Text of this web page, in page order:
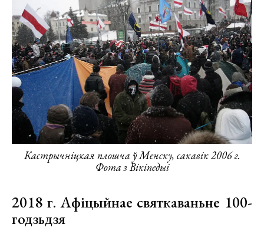
Кастрычніцкая плошча ў Менску, сакавік 2006 г.
Фота з Вікіпедыі
2018 г. Афіцыйнае святкаваньне 100-
годзьдзя